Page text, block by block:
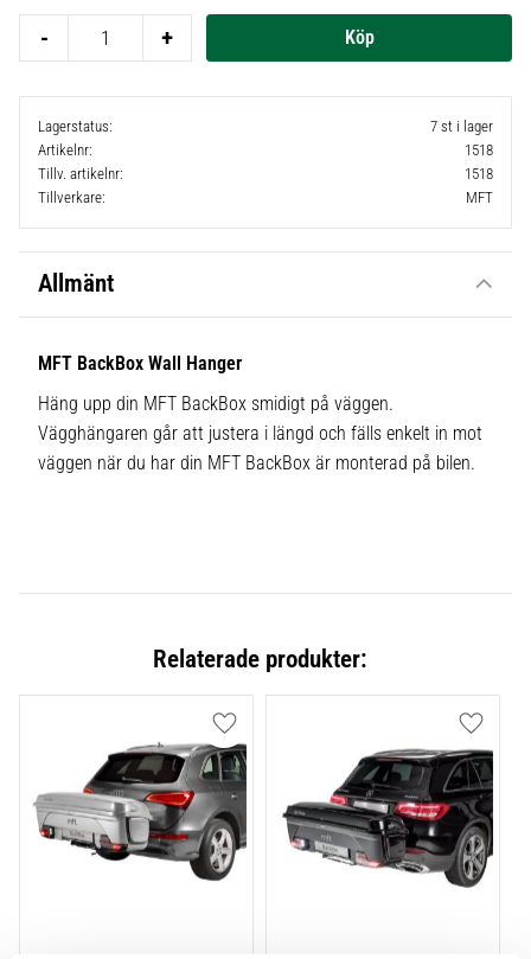
+
-
Lagerstatus
7 st i lager
Artikelnr
1518
Tillv. artikelnr
1518
Tillverkare
MFT
Allmänt
MFT BackBox Wall Hanger
Häng upp din MFT BackBox smidigt på väggen.
Vägghängaren går att justera i längd och fälls enkelt in mot
väggen när du har din MFT BackBox är monterad på bilen.
Relaterade produkter:
Lägg till i favoriter Lägg